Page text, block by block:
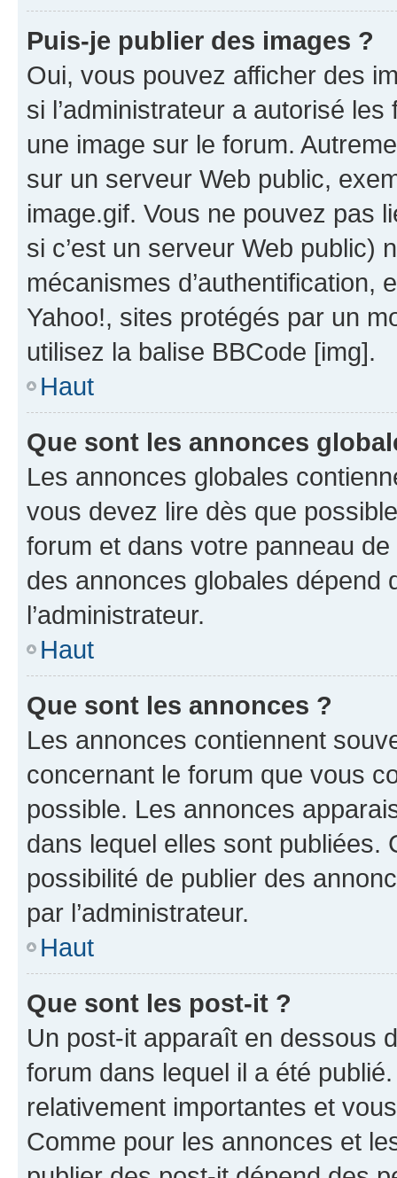
Puis-je publier des images ?
Oui, vous pouvez afficher des
si l’administrateur a autorisé
une image sur le forum.
sur un serveur Web public,
image.gif. Vous ne pouvez pas
si c’est un serveur Web public)
mécanismes d’authentification,
Yahoo!, sites protégés par un
utilisez la balise BBCode [img].
Haut
Que sont les annonces
Les annonces globales
vous devez lire dès que
forum et dans votre panneau
des annonces globales dépend
l’administrateur.
Haut
Que sont les annonces ?
Les annonces contiennent
concernant le forum que vous
possible. Les annonces
dans lequel elles sont publiées.
possibilité de publier des
par l’administrateur.
Haut
Que sont les post-it ?
Un post-it apparaît en dessous
forum dans lequel il a été
relativement importantes et
Comme pour les annonces et